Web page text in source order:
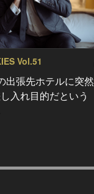
Vol.51
出張先ホテルに突然
入れ目的だという